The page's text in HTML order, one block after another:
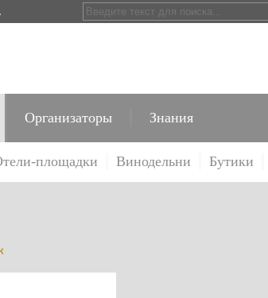
площадки Винодельни Бутики
Организаторы Знания